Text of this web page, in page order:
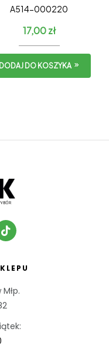
A514-000220
17,00zł
DODAJ DO KOSZYKA